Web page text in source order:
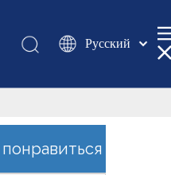
Pусский
românesc